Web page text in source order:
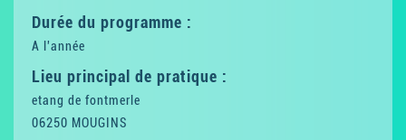
Durée du programme :
A l'année
Lieu principal de pratique :
etang de fontmerle
06250 MOUGINS